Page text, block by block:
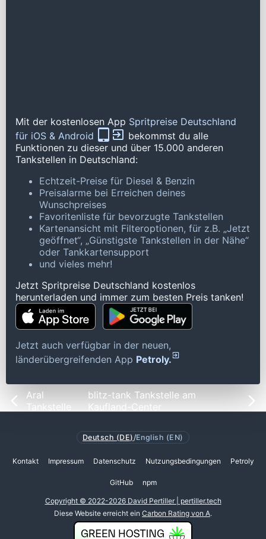
Mit der kostenlosen App Spritpreise Deutschland
für iOS & Android
bekommst du alle
Funktionen zu dieser und über 15.000 anderen
Tankstellen in Deutschland:
Echtzeit-Preise für Diesel & Benzin
Preisalarme bei Erreichen deines
Wunschpreises
Favoritenliste für bevorzugte Tankstellen
Kartenansicht mit Filteroptionen, für z.B. „Jetzt
geöffnet“, „Günstigste Tankstellen in der Nähe“
oder Tankkartensupport
und vieles mehr!
Jetzt Spritpreise Deutschland kostenlos
herunterladen und immer zum besten Preis tanken!
Jetzt auch verfügbar in der neuen,
länderübergreifenden App Petroly.
Aral
Tankstelle
blitz-tank Tankstelle am
Kaufland-Center
Deutsch (DE) /English (EN)
Kontakt Impressum Datenschutz Nutzungsbedingungen Petroly
GitHub npm
Copyright © 2022-2026 David Pertiller | pertiller.tech
Diese Website erreicht ein Carbon Rating von A.